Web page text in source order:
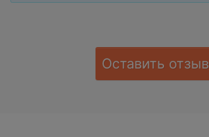
Оставить отзыв